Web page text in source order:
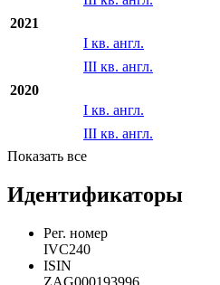
2021
I кв. англ.
III кв. англ.
2020
I кв. англ.
III кв. англ.
Показать все
Идентификаторы
Рег. номер
IVC240
ISIN